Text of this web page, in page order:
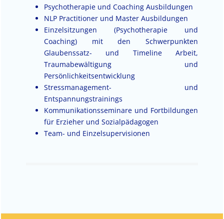
Psychotherapie und Coaching Ausbildungen
NLP Practitioner und Master Ausbildungen
Einzelsitzungen (Psychotherapie und
Coaching) mit den Schwerpunkten
Glaubenssatz- und Timeline Arbeit,
Traumabewältigung und
Persönlichkeitsentwicklung
Stressmanagement- und
Entspannungstrainings
Kommunikationsseminare und Fortbildungen
für Erzieher und Sozialpädagogen
Team- und Einzelsupervisionen